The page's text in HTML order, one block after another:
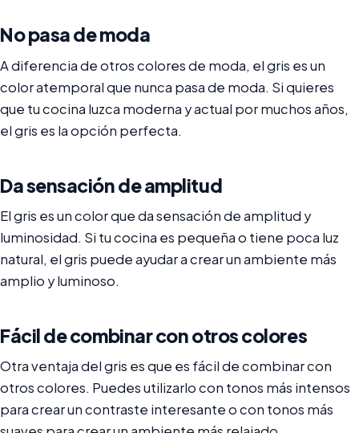
No pasa de moda
A diferencia de otros colores de moda, el gris es un
color atemporal que nunca pasa de moda. Si quieres
que tu cocina luzca moderna y actual por muchos años,
el gris es la opción perfecta.
Da sensación de amplitud
El gris es un color que da sensación de amplitud y
luminosidad. Si tu cocina es pequeña o tiene poca luz
natural, el gris puede ayudar a crear un ambiente más
amplio y luminoso.
Fácil de combinar con otros colores
Otra ventaja del gris es que es fácil de combinar con
otros colores. Puedes utilizarlo con tonos más intensos
para crear un contraste interesante o con tonos más